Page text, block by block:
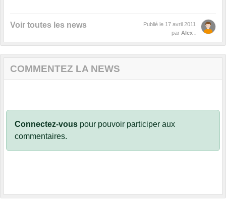
Voir toutes les news Publié le 17 avril 2011
par Alex .
COMMENTEZ LA NEWS
Connectez-vous pour pouvoir participer aux
commentaires.